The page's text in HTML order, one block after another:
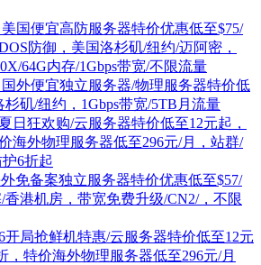
美国便宜高防服务器特价优惠低至$75/
防御，美国洛杉矶/纽约/迈阿密，
64G内存/1Gbps带宽/不限流量
国外便宜独立服务器/物理服务器特价低
杉矶/纽约，1Gbps带宽/5TB月流量
日狂欢购/云服务器特价低至12元起，
海外物理服务器低至296元/月，站群/
6折起
免备案独立服务器特价优惠低至$57/
香港机房，带宽免费升级/CN2/，不限
开局抢鲜机特惠/云服务器特价低至12元
，特价海外物理服务器低至296元/月